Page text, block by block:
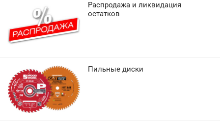
Распродажа и ликвидация
остатков
Пильные диски